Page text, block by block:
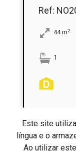
Este site
língua e o
Ao utilizar
Ref:
44m2
1